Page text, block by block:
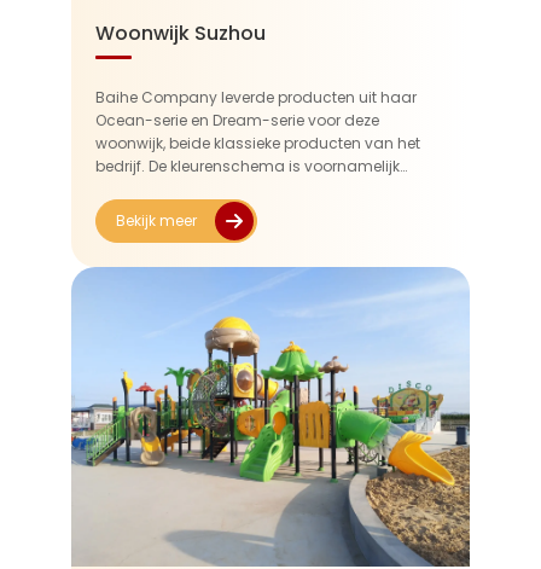
Woonwijk Suzhou
Baihe Company leverde producten uit haar
Ocean-serie en Dream-serie voor deze
woonwijk, beide klassieke producten van het
bedrijf. De kleurenschema is voornamelijk
accenten. Het brengt de oceaanatmosfeer
opnieuw tot leven ...
Bekijk meer